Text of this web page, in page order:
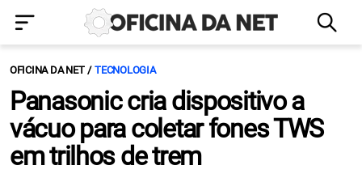
OFICINA DA NET TECNOLOGIA
Panasonic cria dispositivo a
vácuo para coletar fones TWS
em trilhos de trem